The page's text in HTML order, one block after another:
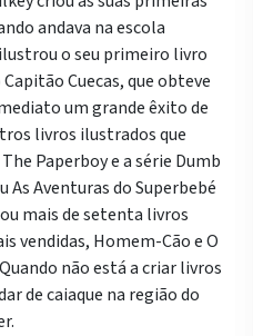
andava na escola
o seu primeiro livro
Cuecas, que obteve
um grande êxito de
livros ilustrados que
Paperboy e a série Dumb
As Aventuras do Superbebé
mais de setenta livros
vendidas, Homem-Cão e O
não está a criar livros
de caiaque na região do